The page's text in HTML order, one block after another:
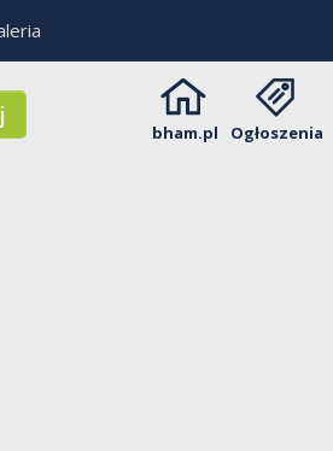
bham.pl Ogłoszenia